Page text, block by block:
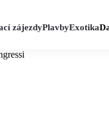
zájezdyPlavbyExotika